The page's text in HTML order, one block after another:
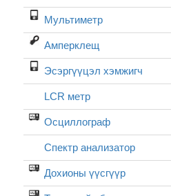
Мультиметр
Амперклещ
Эсэргүүцэл хэмжигч
LCR метр
Осциллограф
Спектр анализатор
Дохионы үүсгүүр